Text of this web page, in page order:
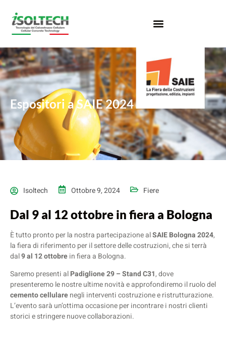
Espositori a SAIE 2024
Isoltech Ottobre 9, 2024 Fiere
Dal 9 al 12 ottobre in fiera a Bologna
È tutto pronto per la nostra partecipazione alSAIE Bologna 2024,
la fiera di riferimento per il settore delle costruzioni, che si terrà
dal9 al 12 ottobrein fiera a Bologna.
Saremo presenti alPadiglione 29 – Stand C31, dove
presenteremo le nostre ultime novità e approfondiremo il ruolo del
cemento cellularenegli interventi costruzione e ristrutturazione.
L’evento sarà un’ottima occasione per incontrare i nostri clienti
storici e stringere nuove collaborazioni.